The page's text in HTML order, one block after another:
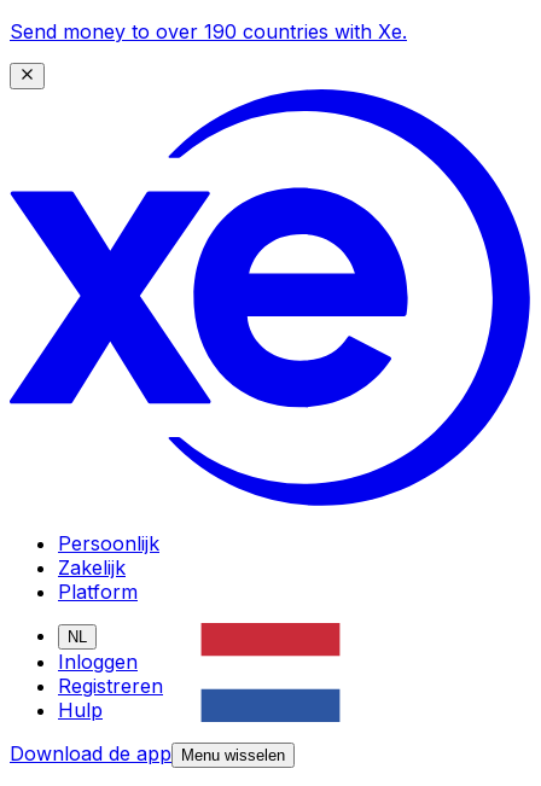
Send money to over 190 countries with Xe.
Persoonlijk
Zakelijk
Platform
NL
Inloggen
Registreren
Hulp
Download de app
Menu wisselen